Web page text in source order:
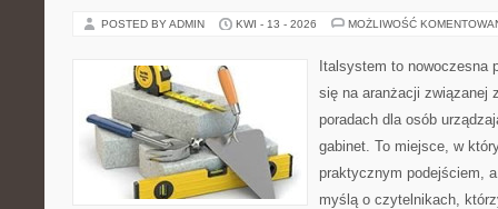
POSTED BY ADMIN KWI - 13 - 2026 MOŻLIWOŚĆ
Italsystem to nowoczesna
się na aranżacji związanej
poradach dla osób
gabinet. To miejsce, w
praktycznym podejściem,
myślą o czytelnikach,